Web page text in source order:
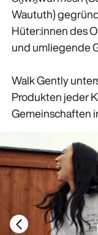
Waututh)
Hüter:innen des
und umliegende
Walk Gently
Produkten jeder
Gemeinschaften